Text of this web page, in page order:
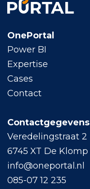
OnePortal
Power BI
Expertise
Cases
Contact
Contactgegevens
Veredelingstraat 2
6745 XT De Klomp
info@oneportal.nl
085-07 12 235